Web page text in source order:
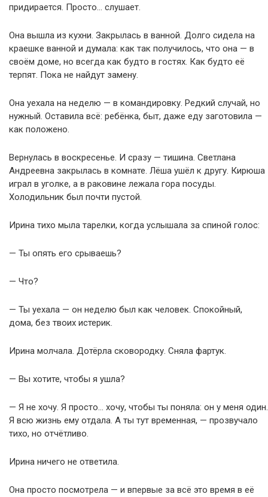
придирается. Просто… слушает.
Она вышла из кухни. Закрылась в ванной. Долго сидела на
краешке ванной и думала: как так получилось, что она — в
своём доме, но всегда как будто в гостях. Как будто её
терпят. Пока не найдут замену.
Она уехала на неделю — в командировку. Редкий случай, но
нужный. Оставила всё: ребёнка, быт, даже еду заготовила —
как положено.
Вернулась в воскресенье. И сразу — тишина. Светлана
Андреевна закрылась в комнате. Лёша ушёл к другу. Кирюша
играл в уголке, а в раковине лежала гора посуды.
Холодильник был почти пустой.
Ирина тихо мыла тарелки, когда услышала за спиной голос:
— Ты опять его срываешь?
— Что?
— Ты уехала — он неделю был как человек. Спокойный,
дома, без твоих истерик.
Ирина молчала. Дотёрла сковородку. Сняла фартук.
— Вы хотите, чтобы я ушла?
— Я не хочу. Я просто… хочу, чтобы ты поняла: он у меня один.
Я всю жизнь ему отдала. А ты тут временная, — прозвучало
тихо, но отчётливо.
Ирина ничего не ответила.
Она просто посмотрела — и впервые за всё это время в её